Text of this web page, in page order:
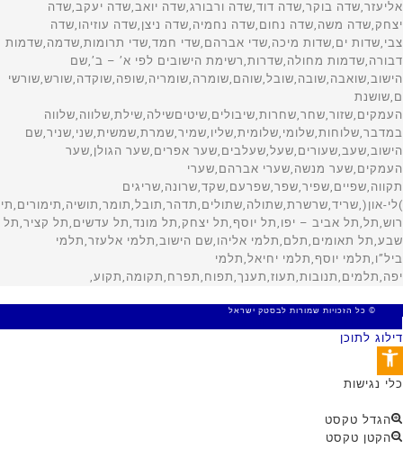
© כל הזכויות שמורות לבסטק ישראל
דילוג לתוכן
פתח סרגל נגישות
כלי נגישות
הגדל טקסט
הקטן טקסט